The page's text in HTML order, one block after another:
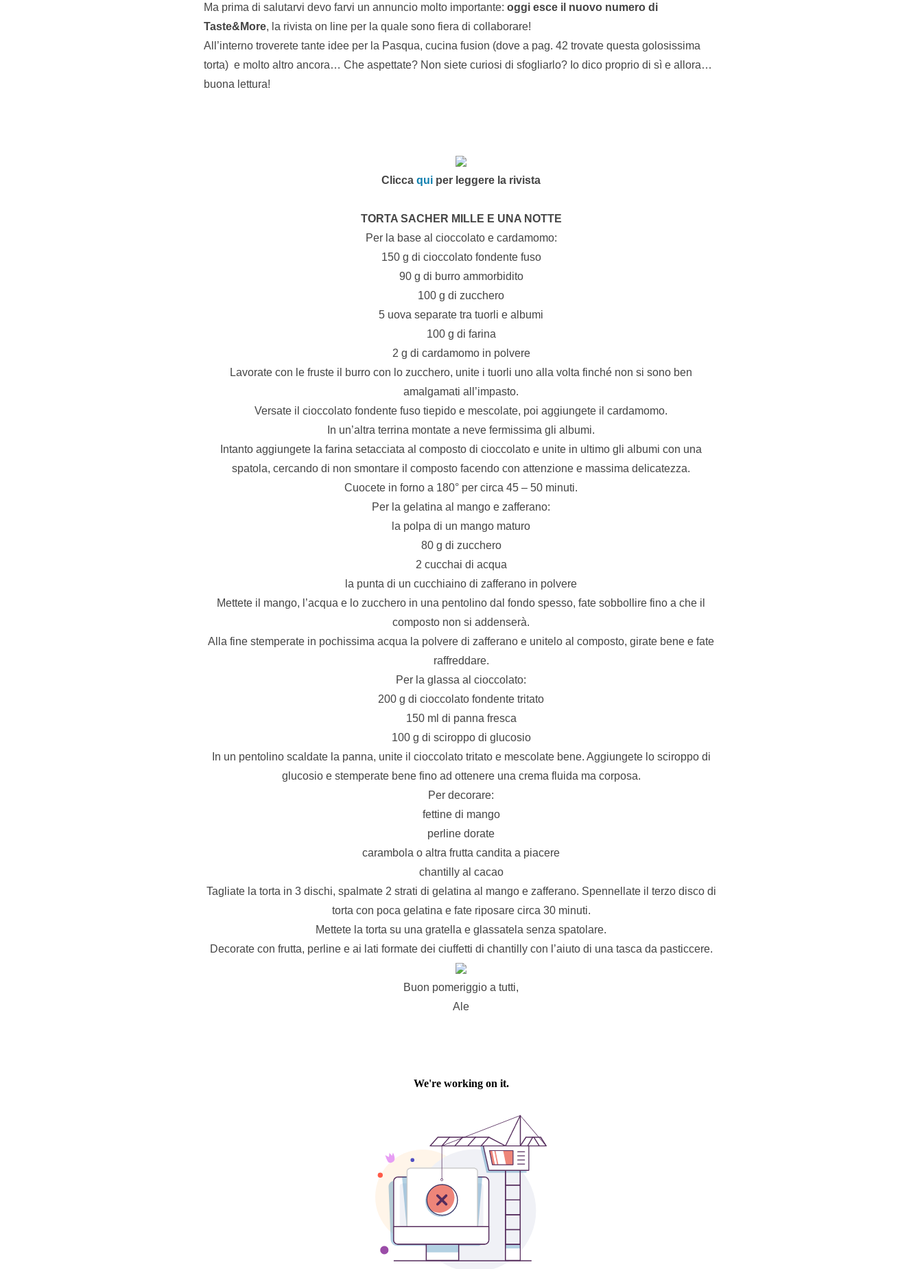
Ma prima di salutarvi devo farvi un annuncio molto importante: oggi esce il nuovo numero di
Taste&More, la rivista on line per la quale sono fiera di collaborare!
All’interno troverete tante idee per la Pasqua, cucina fusion (dove a pag. 42 trovate questa golosissima
torta) e molto altro ancora… Che aspettate? Non siete curiosi di sfogliarlo? Io dico proprio di sì e allora…
buona lettura!
Clicca qui per leggere la rivista
TORTA SACHER MILLE E UNA NOTTE
Per la base al cioccolato e cardamomo:
150 g di cioccolato fondente fuso
90 g di burro ammorbidito
100 g di zucchero
5 uova separate tra tuorli e albumi
100 g di farina
2 g di cardamomo in polvere
Lavorate con le fruste il burro con lo zucchero, unite i tuorli uno alla volta finché non si sono ben
amalgamati all’impasto.
Versate il cioccolato fondente fuso tiepido e mescolate, poi aggiungete il cardamomo.
In un’altra terrina montate a neve fermissima gli albumi.
Intanto aggiungete la farina setacciata al composto di cioccolato e unite in ultimo gli albumi con una
spatola, cercando di non smontare il composto facendo con attenzione e massima delicatezza.
Cuocete in forno a 180° per circa 45 – 50 minuti.
Per la gelatina al mango e zafferano:
la polpa di un mango maturo
80 g di zucchero
2 cucchai di acqua
la punta di un cucchiaino di zafferano in polvere
Mettete il mango, l’acqua e lo zucchero in una pentolino dal fondo spesso, fate sobbollire fino a che il
composto non si addenserà.
Alla fine stemperate in pochissima acqua la polvere di zafferano e unitelo al composto, girate bene e fate
raffreddare.
Per la glassa al cioccolato:
200 g di cioccolato fondente tritato
150 ml di panna fresca
100 g di sciroppo di glucosio
In un pentolino scaldate la panna, unite il cioccolato tritato e mescolate bene. Aggiungete lo sciroppo di
glucosio e stemperate bene fino ad ottenere una crema fluida ma corposa.
Per decorare:
fettine di mango
perline dorate
carambola o altra frutta candita a piacere
chantilly al cacao
Tagliate la torta in 3 dischi, spalmate 2 strati di gelatina al mango e zafferano. Spennellate il terzo disco di
torta con poca gelatina e fate riposare circa 30 minuti.
Mettete la torta su una gratella e glassatela senza spatolare.
Decorate con frutta, perline e ai lati formate dei ciuffetti di chantilly con l’aiuto di una tasca da pasticcere.
Buon pomeriggio a tutti,
Ale